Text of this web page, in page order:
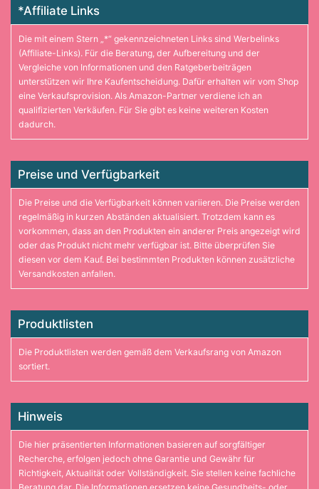
*Affiliate Links
Die mit einem Stern „*“ gekennzeichneten Links sind Werbelinks
(Affiliate-Links). Für die Beratung, der Aufbereitung und der
Vergleiche von Informationen und den Ratgeberbeiträgen
unterstützen wir Ihre Kaufentscheidung. Dafür erhalten wir vom Shop
eine Verkaufsprovision. Als Amazon-Partner verdiene ich an
qualifizierten Verkäufen. Für Sie gibt es keine weiteren Kosten
dadurch.
Preise und Verfügbarkeit
Die Preise und die Verfügbarkeit können variieren. Die Preise werden
regelmäßig in kurzen Abständen aktualisiert. Trotzdem kann es
vorkommen, dass an den Produkten ein anderer Preis angezeigt wird
oder das Produkt nicht mehr verfügbar ist. Bitte überprüfen Sie
diesen vor dem Kauf. Bei bestimmten Produkten können zusätzliche
Versandkosten anfallen.
Produktlisten
Die Produktlisten werden gemäß dem Verkaufsrang von Amazon
sortiert.
Hinweis
Die hier präsentierten Informationen basieren auf sorgfältiger
Recherche, erfolgen jedoch ohne Garantie und Gewähr für
Richtigkeit, Aktualität oder Vollständigkeit. Sie stellen keine fachliche